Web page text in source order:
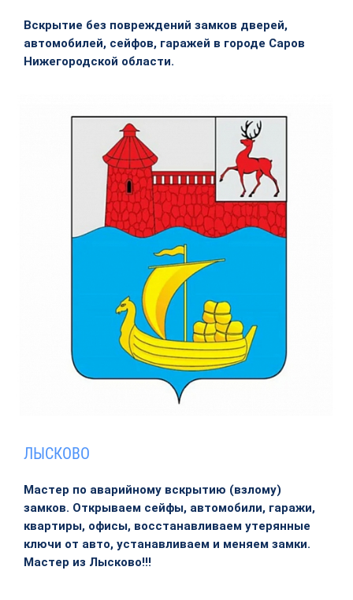
Вскрытие без повреждений замков дверей,
автомобилей, сейфов, гаражей в городе Саров
Нижегородской области.
ЛЫСКОВО
Мастер по аварийному вскрытию (взлому)
замков. Открываем сейфы, автомобили, гаражи,
квартиры, офисы, восстанавливаем утерянные
ключи от авто, устанавливаем и меняем замки.
Мастер из Лысково!!!